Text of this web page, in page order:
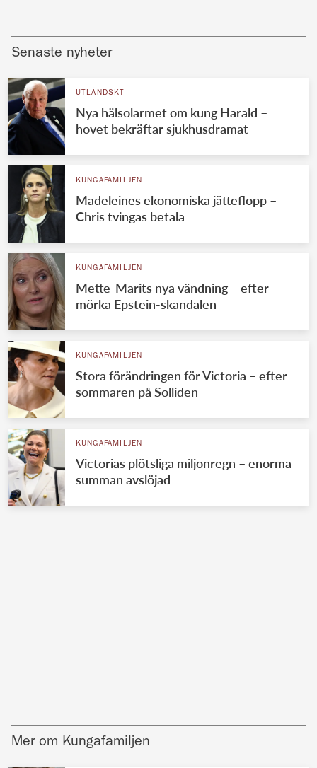
Senaste nyheter
UTLÄNDSKT
Nya hälsolarmet om kung Harald –
hovet bekräftar sjukhusdramat
KUNGAFAMILJEN
Madeleines ekonomiska jätteflopp –
Chris tvingas betala
KUNGAFAMILJEN
Mette-Marits nya vändning – efter
mörka Epstein-skandalen
KUNGAFAMILJEN
Stora förändringen för Victoria – efter
sommaren på Solliden
KUNGAFAMILJEN
Victorias plötsliga miljonregn – enorma
summan avslöjad
Mer om Kungafamiljen